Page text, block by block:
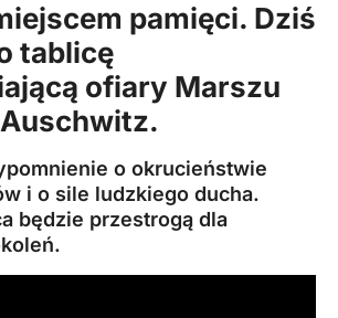
pamięci. Dziś
tablicę
ofiary Marszu
o okrucieństwie
i o sile ludzkiego ducha.
będzie przestrogą dla